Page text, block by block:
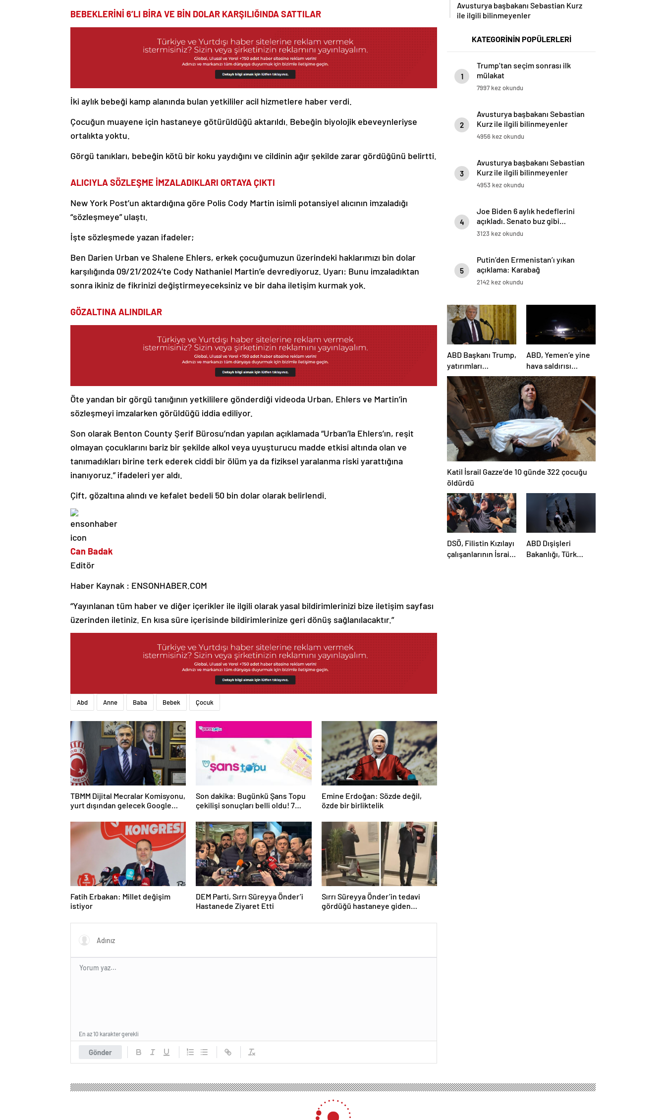
BEBEKLERİNİ 6’LI BİRA VE BİN DOLAR KARŞILIĞINDA SATTILAR
İki aylık bebeği kamp alanında bulan yetkililer acil hizmetlere haber verdi.
Çocuğun muayene için hastaneye götürüldüğü aktarıldı. Bebeğin biyolojik ebeveynleriyse
ortalıkta yoktu.
Görgü tanıkları, bebeğin kötü bir koku yaydığını ve cildinin ağır şekilde zarar gördüğünü belirtti.
ALICIYLA SÖZLEŞME İMZALADIKLARI ORTAYA ÇIKTI
New York Post’un aktardığına göre Polis Cody Martin isimli potansiyel alıcının imzaladığı
“sözleşmeye” ulaştı.
İşte sözleşmede yazan ifadeler;
Ben Darien Urban ve Shalene Ehlers, erkek çocuğumuzun üzerindeki haklarımızı bin dolar
karşılığında 09/21/2024’te Cody Nathaniel Martin’e devrediyoruz. Uyarı: Bunu imzaladıktan
sonra ikiniz de fikrinizi değiştirmeyeceksiniz ve bir daha iletişim kurmak yok.
GÖZALTINA ALINDILAR
Öte yandan bir görgü tanığının yetkililere gönderdiği videoda Urban, Ehlers ve Martin’in
sözleşmeyi imzalarken görüldüğü iddia ediliyor.
Son olarak Benton County Şerif Bürosu’ndan yapılan açıklamada “Urban’la Ehlers’ın, reşit
olmayan çocuklarını bariz bir şekilde alkol veya uyuşturucu madde etkisi altında olan ve
tanımadıkları birine terk ederek ciddi bir ölüm ya da fiziksel yaralanma riski yarattığına
inanıyoruz.” ifadeleri yer aldı.
Çift, gözaltına alındı ve kefalet bedeli 50 bin dolar olarak belirlendi.
Can Badak
Editör
Haber Kaynak : ENSONHABER.COM
“Yayınlanan tüm haber ve diğer içerikler ile ilgili olarak yasal bildirimlerinizi bize iletişim sayfası
üzerinden iletiniz. En kısa süre içerisinde bildirimlerinize geri dönüş sağlanılacaktır.”
Abd Anne Baba Bebek Çocuk
TBMM Dijital Mecralar Komisyonu,
yurt dışından gelecek Google
Son dakika: Bugünkü Şans Topu
çekilişi sonuçları belli oldu! 7
sonucu sorgulama ekranı!
Emine Erdoğan: Sözde değil,
özde bir birliktelik
Fatih Erbakan: Millet değişim
istiyor
DEM Parti, Sırrı Süreyya Önder’i
Hastanede Ziyaret Etti
Sırrı Süreyya Önder’in tedavi
gördüğü hastaneye giden
trafiği
Gönder
En az 10 karakter gerekli
Avusturya başbakanı Sebastian Kurz
ile ilgili bilinmeyenler
KATEGORİNİN POPÜLERLERİ
1
Trump’tan seçim sonrası ilk
mülakat
7997 kez okundu
2
Avusturya başbakanı Sebastian
Kurz ile ilgili bilinmeyenler
4956 kez okundu
3
Avusturya başbakanı Sebastian
Kurz ile ilgili bilinmeyenler
4953 kez okundu
4
Joe Biden 6 aylık hedeflerini
açıkladı. Senato buz gibi…
3123 kez okundu
5
Putin’den Ermenistan’ı yıkan
açıklama: Karabağ
Azerbaycan’ın ayrılmaz bir
2142 kez okundu
ABD Başkanı Trump,
yatırımları
hızlandırmak için
yeni bir ofis kuruyor
ABD, Yemen’e yine
hava saldırısı
düzenledi
Katil İsrail Gazze’de 10 günde 322 çocuğu
öldürdü
DSÖ, Filistin Kızılayı
çalışanlarının İsrail
ABD Dışişleri
Bakanlığı, Türk